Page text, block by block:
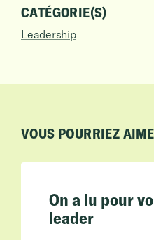
CATÉGORIE(S)
Leadership
VOUS POURRIEZ
On a lu pour
leader